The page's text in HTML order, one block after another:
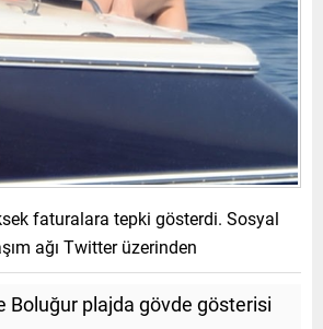
faturalara tepki gösterdi. Sosyal
ağı Twitter üzerinden
Boluğur plajda gövde gösterisi